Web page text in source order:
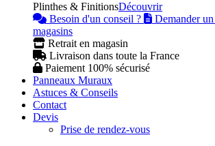
Plinthes & FinitionsDécouvrir
Besoin d'un conseil ?
Demander
magasins
Retrait en magasin
Livraison dans toute la France
Paiement 100% sécurisé
Panneaux Muraux
Astuces & Conseils
Contact
Devis
Prise de rendez-vous